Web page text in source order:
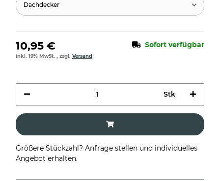
Dachdecker
10,95 € Sofort verfügbar
inkl. 19% MwSt. , zzgl. Versand
Stk
Größere Stückzahl? Anfrage stellen und individuelles
Angebot erhalten.